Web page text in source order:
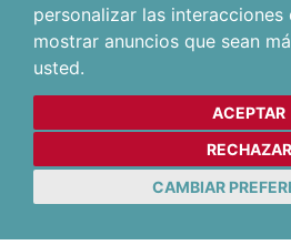
personalizar las interacciones
mostrar anuncios que sean
usted.
ACEPTAR
RECHAZAR
CAMBIAR